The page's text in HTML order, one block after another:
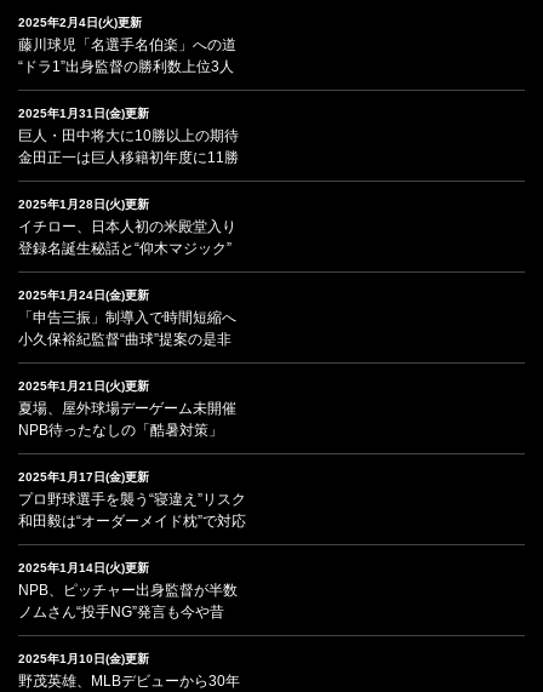
2025年2月4日(火)更新
藤川球児「名選手名伯楽」への道
“ドラ1”出身監督の勝利数上位3人
2025年1月31日(金)更新
巨人・田中将大に10勝以上の期待
金田正一は巨人移籍初年度に11勝
2025年1月28日(火)更新
イチロー、日本人初の米殿堂入り
登録名誕生秘話と“仰木マジック”
2025年1月24日(金)更新
「申告三振」制導入で時間短縮へ
小久保裕紀監督“曲球”提案の是非
2025年1月21日(火)更新
夏場、屋外球場デーゲーム未開催
NPB待ったなしの「酷暑対策」
2025年1月17日(金)更新
プロ野球選手を襲う“寝違え”リスク
和田毅は“オーダーメイド枕”で対応
2025年1月14日(火)更新
NPB、ピッチャー出身監督が半数
ノムさん“投手NG”発言も今や昔
2025年1月10日(金)更新
野茂英雄、MLBデビューから30年